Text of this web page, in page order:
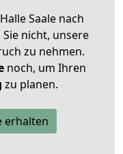
Saale nach
nicht, unsere
zu nehmen.
noch, um Ihren
zu planen.
erhalten